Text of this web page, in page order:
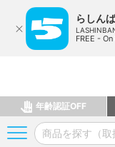
らしん
FREE -
年齢認証OFF